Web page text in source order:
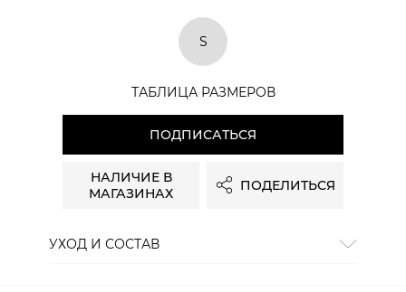
S
ТАБЛИЦА РАЗМЕРОВ
ПОДПИСАТЬСЯ
НАЛИЧИЕ В
МАГАЗИНАХ
ПОДЕЛИТЬСЯ
УХОД И СОСТАВ